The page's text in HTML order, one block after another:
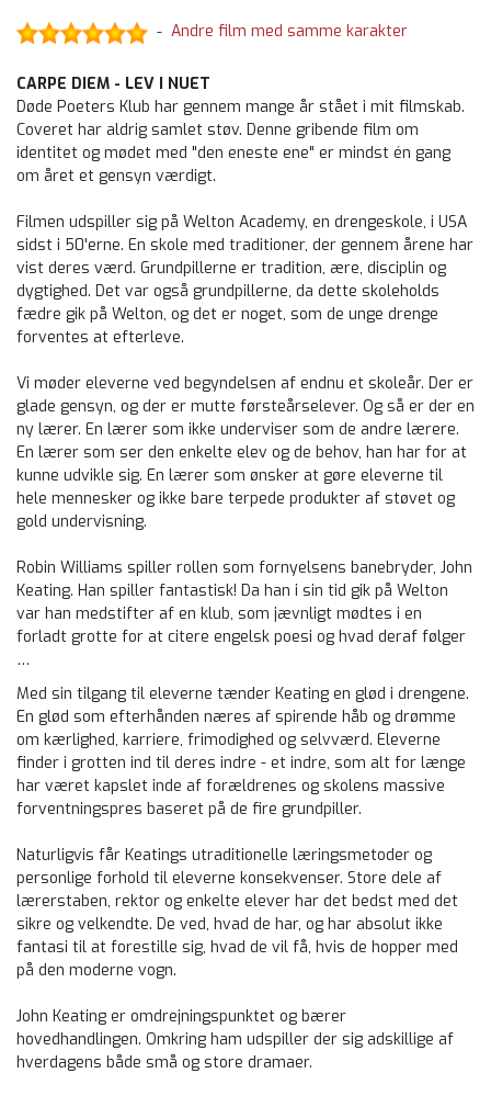
- Andre film med samme karakter
CARPE DIEM - LEV I NUET
Døde Poeters Klub har gennem mange år stået i mit filmskab.
Coveret har aldrig samlet støv. Denne gribende film om
identitet og mødet med "den eneste ene" er mindst én gang
om året et gensyn værdigt.
Filmen udspiller sig på Welton Academy, en drengeskole, i USA
sidst i 50'erne. En skole med traditioner, der gennem årene har
vist deres værd. Grundpillerne er tradition, ære, disciplin og
dygtighed. Det var også grundpillerne, da dette skoleholds
fædre gik på Welton, og det er noget, som de unge drenge
forventes at efterleve.
Vi møder eleverne ved begyndelsen af endnu et skoleår. Der er
glade gensyn, og der er mutte førsteårselever. Og så er der en
ny lærer. En lærer som ikke underviser som de andre lærere.
En lærer som ser den enkelte elev og de behov, han har for at
kunne udvikle sig. En lærer som ønsker at gøre eleverne til
hele mennesker og ikke bare terpede produkter af støvet og
gold undervisning.
Robin Williams spiller rollen som fornyelsens banebryder, John
Keating. Han spiller fantastisk! Da han i sin tid gik på Welton
var han medstifter af en klub, som jævnligt mødtes i en
forladt grotte for at citere engelsk poesi og hvad deraf følger
…
Med sin tilgang til eleverne tænder Keating en glød i drengene.
En glød som efterhånden næres af spirende håb og drømme
om kærlighed, karriere, frimodighed og selvværd. Eleverne
finder i grotten ind til deres indre - et indre, som alt for længe
har været kapslet inde af forældrenes og skolens massive
forventningspres baseret på de fire grundpiller.
Naturligvis får Keatings utraditionelle læringsmetoder og
personlige forhold til eleverne konsekvenser. Store dele af
lærerstaben, rektor og enkelte elever har det bedst med det
sikre og velkendte. De ved, hvad de har, og har absolut ikke
fantasi til at forestille sig, hvad de vil få, hvis de hopper med
på den moderne vogn.
John Keating er omdrejningspunktet og bærer
hovedhandlingen. Omkring ham udspiller der sig adskillige af
hverdagens både små og store dramaer.